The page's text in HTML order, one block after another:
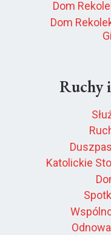
Dom
Dom
Ruchy
Katolickie